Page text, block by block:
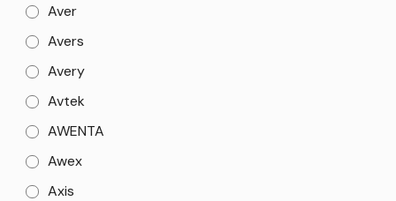
Aver
Avers
Avery
Avtek
AWENTA
Awex
Axis